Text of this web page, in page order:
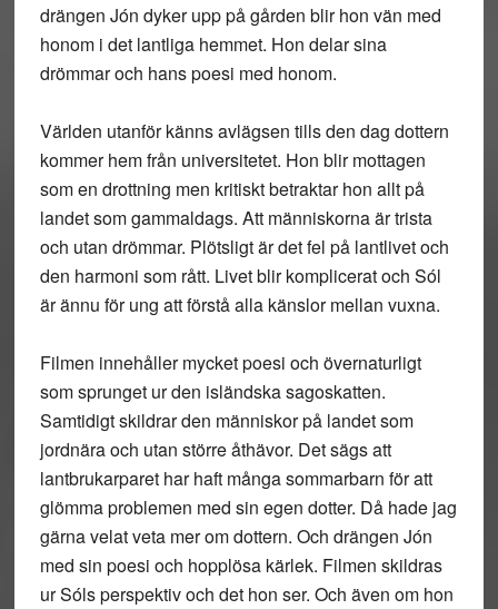
drängen Jón dyker upp på gården blir hon vän med
honom i det lantliga hemmet. Hon delar sina
drömmar och hans poesi med honom.
Världen utanför känns avlägsen tills den dag dottern
kommer hem från universitetet. Hon blir mottagen
som en drottning men kritiskt betraktar hon allt på
landet som gammaldags. Att människorna är trista
och utan drömmar. Plötsligt är det fel på lantlivet och
den harmoni som rått. Livet blir komplicerat och Sól
är ännu för ung att förstå alla känslor mellan vuxna.
Filmen innehåller mycket poesi och övernaturligt
som sprunget ur den isländska sagoskatten.
Samtidigt skildrar den människor på landet som
jordnära och utan större åthävor. Det sägs att
lantbrukarparet har haft många sommarbarn för att
glömma problemen med sin egen dotter. Då hade jag
gärna velat veta mer om dottern. Och drängen Jón
med sin poesi och hopplösa kärlek. Filmen skildras
ur Sóls perspektiv och det hon ser. Och även om hon